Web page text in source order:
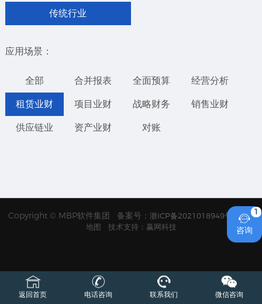
传统行业
应用场景：
全部 合并报表 全面预算 经营分析
租赁业财 项目业财 战略财务 销售业财
供应链业 资产业财 对账
Copyright © MBP软件集团 备案号： 浙ICP备2021018949号
网站
地图
技术支持：赢网科技
1

咨询
返回首页 电话咨询 联系我们 微信咨询